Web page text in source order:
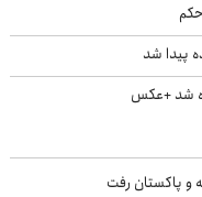
پیدا شد
شد +عکس
و پاکستان رفت